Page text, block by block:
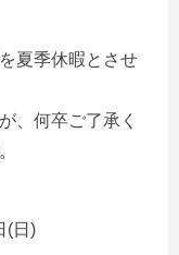
夏季休暇とさせ
、何卒ご了承く
(日)